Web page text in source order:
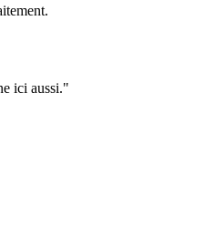
ici aussi."